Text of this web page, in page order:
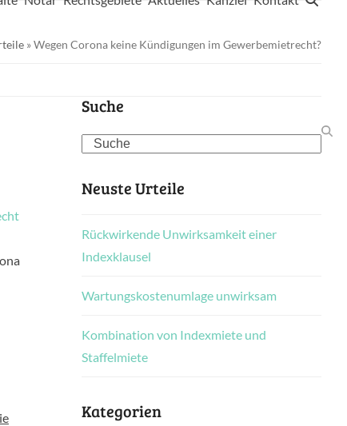
»Wegen Corona keine Kündigungen im Gewerbemietrecht?
Suche
Search
Neuste Urteile
Rückwirkende Unwirksamkeit einer
Indexklausel
Wartungskostenumlage unwirksam
Kombination von Indexmiete und
Staffelmiete
Kategorien